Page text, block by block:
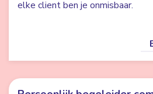
elke client ben je onmisbaar.